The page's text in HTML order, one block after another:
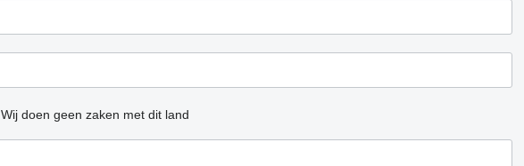
Wij doen geen zaken met dit land